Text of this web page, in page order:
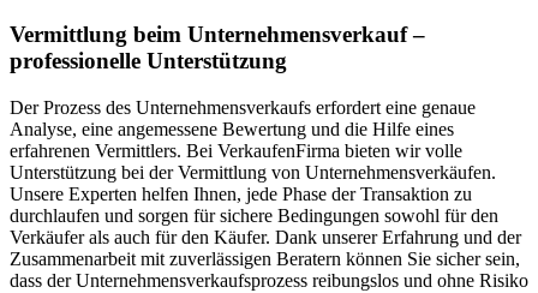
Vermittlung beim Unternehmensverkauf –
professionelle Unterstützung
Der Prozess des Unternehmensverkaufs erfordert eine genaue
Analyse, eine angemessene Bewertung und die Hilfe eines
erfahrenen Vermittlers. Bei VerkaufenFirma bieten wir volle
Unterstützung bei der Vermittlung von Unternehmensverkäufen.
Unsere Experten helfen Ihnen, jede Phase der Transaktion zu
durchlaufen und sorgen für sichere Bedingungen sowohl für den
Verkäufer als auch für den Käufer. Dank unserer Erfahrung und der
Zusammenarbeit mit zuverlässigen Beratern können Sie sicher sein,
dass der Unternehmensverkaufsprozess reibungslos und ohne Risiko